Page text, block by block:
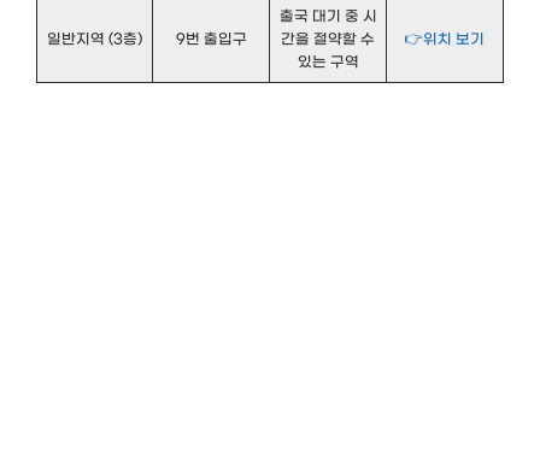
일반지역 (3층) 9번 출입구
출국 대기 중 시
간을 절약할 수
있는 구역
👉위치 보기